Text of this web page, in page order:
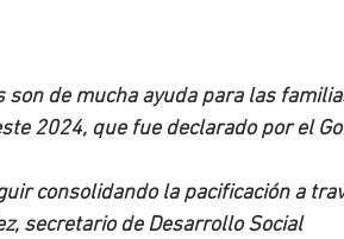
son de mucha ayuda para las
2024, que fue declarado por el
consolidando la pacificación a
secretario de Desarrollo Social